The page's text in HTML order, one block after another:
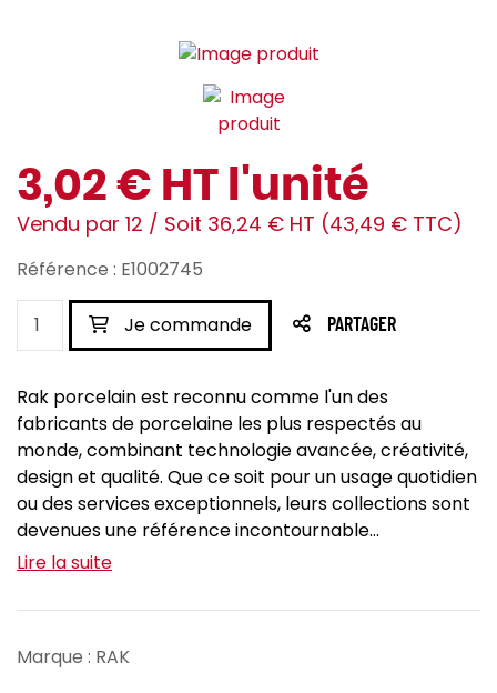
3,02 € HT l'unité
Vendu par 12 / Soit 36,24 € HT (43,49 € TTC)
Référence : E1002745
Je commande PARTAGER
Rak porcelain est reconnu comme l'un des
fabricants de porcelaine les plus respectés au
monde, combinant technologie avancée, créativité,
design et qualité. Que ce soit pour un usage quotidien
ou des services exceptionnels, leurs collections sont
devenues une référence incontournable...
Lire la suite
Marque : RAK